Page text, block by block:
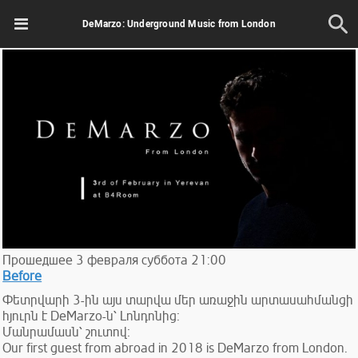
DeMarzo: Underground Music from London
Прошедшее 3 февраля суббота 21:00
Before
Փետրվարի 3-ին այս տարվա մեր առաջին արտասահմանցի
հյուրն է DeMarzo-ն՝ Լոնդոնից։
Մանրամասն՝ շուտով։
Our first guest from abroad in 2018 is DeMarzo from London.